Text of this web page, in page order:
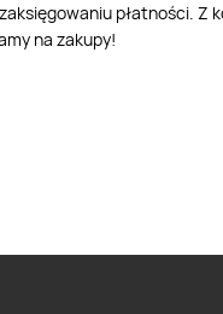
płatności.
na zakupy!